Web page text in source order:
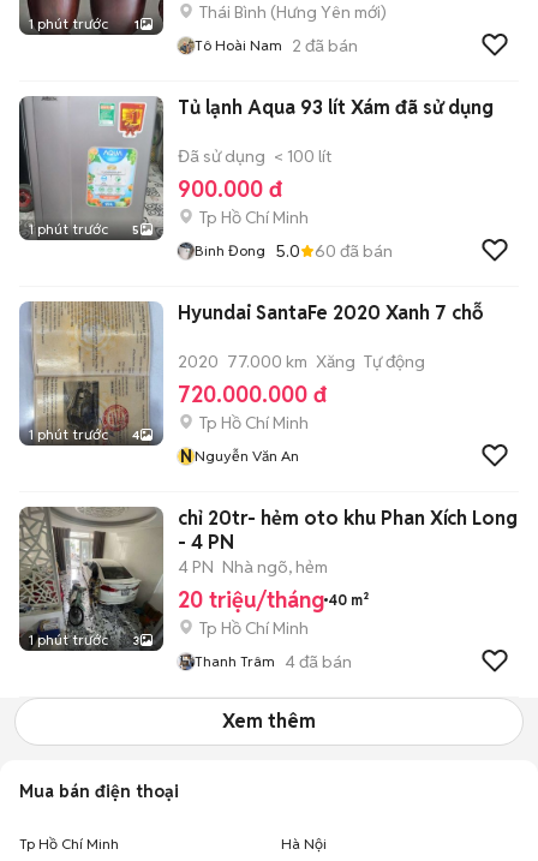
1 phút trước 1
Thái Bình (Hưng Yên mới)
Tô Hoài Nam 2 đã bán
1 phút trước 5
Tủ lạnh Aqua 93 lít Xám đã sử dụng
Đã sử dụng < 100 lít
900.000 đ
Tp Hồ Chí Minh
Binh Đong 5.0 60 đã bán
1 phút trước 4
Hyundai SantaFe 2020 Xanh 7 chỗ
2020 77.000 km Xăng Tự động
720.000.000 đ
Tp Hồ Chí Minh
NNguyễn Văn An
1 phút trước 3
chỉ 20tr- hẻm oto khu Phan Xích Long
- 4 PN
4 PN Nhà ngõ, hẻm
20 triệu/tháng 40 m²
Tp Hồ Chí Minh
Thanh Trâm 4đã bán
Xem thêm
Mua bán điện thoại
Tp Hồ Chí Minh Hà Nội